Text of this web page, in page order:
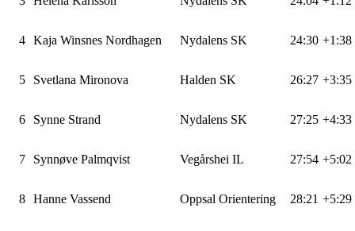
4 Kaja Winsnes Nordhagen Nydalens SK 24:30 +1:38
5 Svetlana Mironova Halden SK 26:27 +3:35
6 Synne Strand Nydalens SK 27:25 +4:33
7 Synnøve Palmqvist Vegårshei IL 27:54 +5:02
8 Hanne Vassend Oppsal Orientering 28:21 +5:29